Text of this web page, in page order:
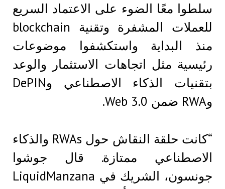
سلطوا معًا الضوء على الاعتماد السريع
للعملات المشفرة وتقنية blockchain
منذ البداية واستكشفوا موضوعات
رئيسية مثل اتجاهات الاستثمار والوعد
بتقنيات الذكاء الاصطناعي وDePIN
وRWA ضمن Web 3.0.
“كانت حلقة النقاش حول RWAs والذكاء
الاصطناعي ممتازة. قال جوشوا
جونسون، الشريك في LiquidManzana